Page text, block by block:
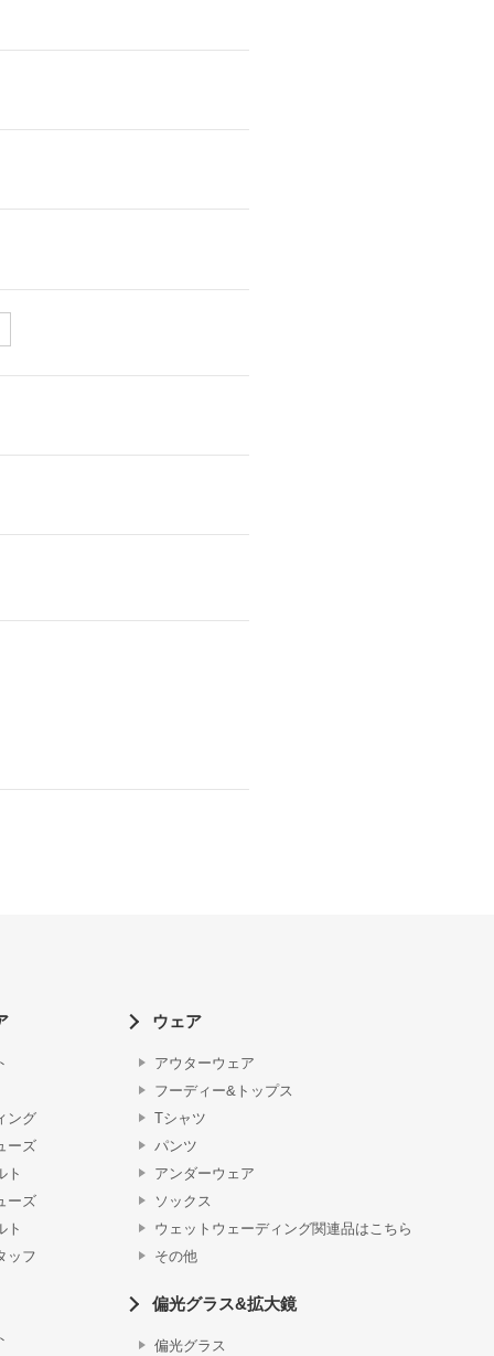
ング
ーズ
ト
ーズ
ト
ッフ
ウェア
アウターウェア
フーディー&トップス
Tシャツ
パンツ
アンダーウェア
ソックス
ウェットウェーディング関連品はこちら
その他
偏光グラス&拡大鏡
偏光グラス